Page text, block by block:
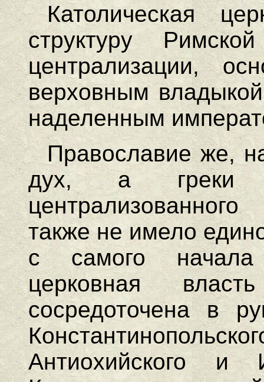
Католическая
структуру
централизации,
верховным
наделенным
Православие же,
дух, а греки
также не имело
с самого начала
церковная
сосредоточена в
Антиохийского и